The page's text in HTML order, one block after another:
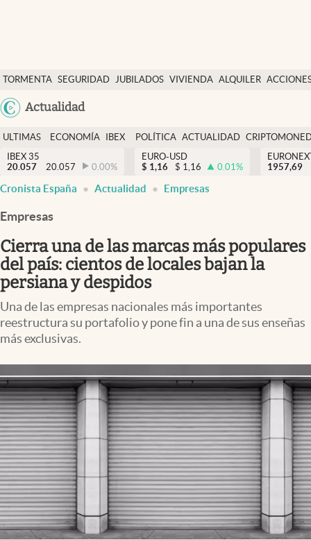
TORMENTA SEGURIDAD JUBILADOS VIVIENDA ALQUILER
USA
Actualidad
Economía y finanzas
Política
Actualidad
Criptomonedas
España
ULTIMAS
NOTICIAS
ECONOMÍA
FINANZAS
IBEX
EURO
POLÍTICA ACTUALIDAD
IBEX 35
20.057
20.057 0.00%
EURO-USD
$ 1,16 $ 1,16 0.01%
1957,69
Cronista España Actualidad Empresas
Empresas
Cierra una de las marcas más populares
del país: cientos de locales bajan la
persiana y despidos
Una de las empresas nacionales más importantes
reestructura su portafolio y pone fin a una de sus enseñas
más exclusivas.